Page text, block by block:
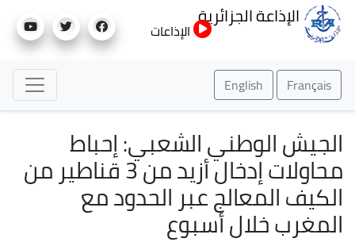
إلى
الإذاعة الجزائرية
الإذاعات
Français
English
الجيش الوطني الشعبي: إحباط
محاولات إدخال أزيد من 3 قناطير من
الكيف المعالج عبر الحدود مع
المغرب خلال أسبوع